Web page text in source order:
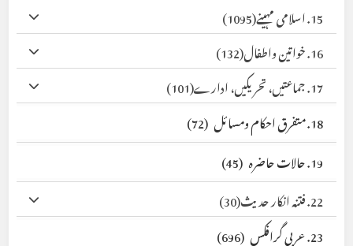
15. اسلامی مہینے
(1095)
16. خواتین واطفال
(132)
17. جماعتیں، تحریکیں، ادارے
(101)
18. متفرق احکام ومسائل
(72)
19. حالات حاضرہ
(45)
22. فتنہ انکار حدیث
(30)
23. عربی گرافکس
(696)